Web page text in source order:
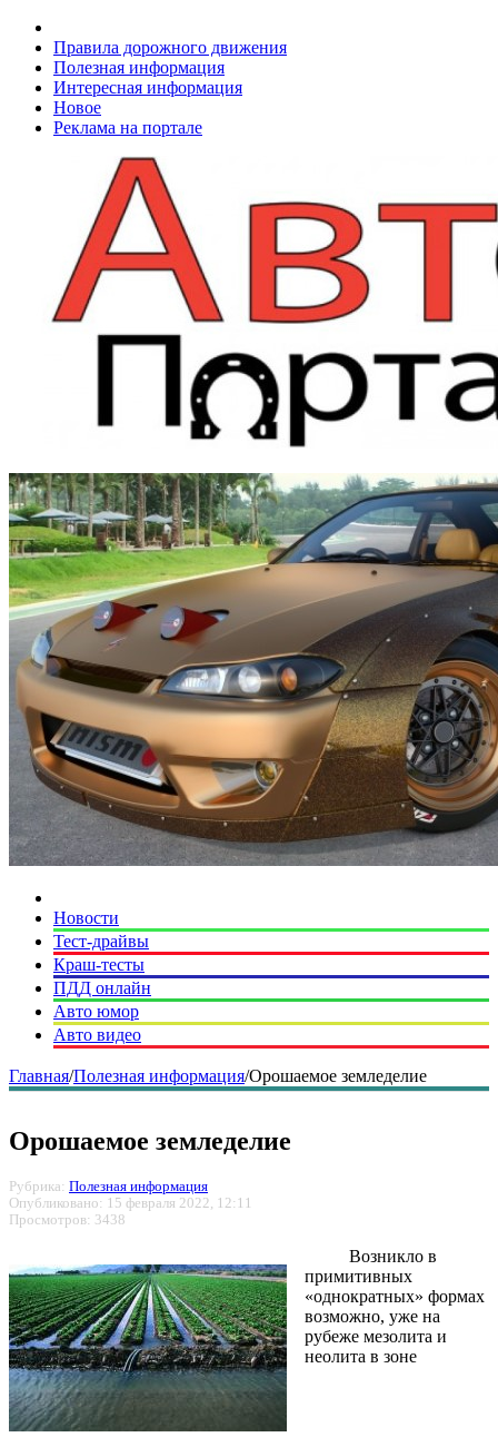
Правила дорожного движения
Полезная информация
Интересная информация
Новое
Реклама на портале
Новости
Тест-драйвы
Краш-тесты
ПДД онлайн
Авто юмор
Авто видео
Главная/Полезная информация/Орошаемое земледелие
Орошаемое земледелие
Рубрика: Полезная информация
Опубликовано: 15 февраля 2022, 12:11
Просмотров: 3438
Возникло в
примитивных
«однократных» формах
возможно, уже на
рубеже мезолита и
неолита в зоне